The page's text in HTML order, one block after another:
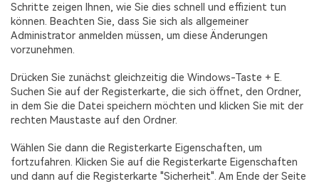
Schritte zeigen Ihnen, wie Sie dies schnell und effizient tun
können. Beachten Sie, dass Sie sich als allgemeiner
Administrator anmelden müssen, um diese Änderungen
vorzunehmen.
Drücken Sie zunächst gleichzeitig die Windows-Taste + E.
Suchen Sie auf der Registerkarte, die sich öffnet, den Ordner,
in dem Sie die Datei speichern möchten und klicken Sie mit der
rechten Maustaste auf den Ordner.
Wählen Sie dann die Registerkarte Eigenschaften, um
fortzufahren. Klicken Sie auf die Registerkarte Eigenschaften
und dann auf die Registerkarte "Sicherheit". Am Ende der Seite